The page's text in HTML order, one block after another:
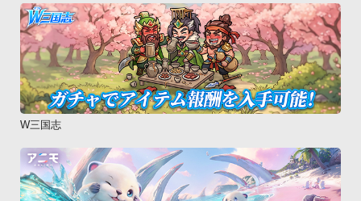
ス All rights reserved.
W三国志